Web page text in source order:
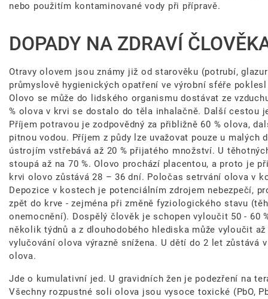
nebo použitím kontaminované vody při přípravě.
DOPADY NA ZDRAVÍ
Otravy olovem jsou známy již od starověku (potrubí,
průmyslově hygienických opatření ve výrobní sféře
Olovo se může do lidského organismu dostávat ze
% olova v krvi se dostalo do těla inhalačně. Další cestou
Příjem potravou je zodpovědný za přibližně 60 % olova,
pitnou vodou. Příjem z půdy lze uvažovat pouze u malých
ústrojím vstřebává až 20 % přijatého množství. U
stoupá až na 70 %. Olovo prochází placentou, a proto je
krvi olovo zůstává 28 – 36 dní. Poločas setrvání olova v
Depozice v kostech je potenciálním zdrojem nebezpečí,
zpět do krve - zejména při změně fyziologického stavu
onemocnění). Dospělý člověk je schopen vyloučit 50 - 60
několik týdnů a z dlouhodobého hlediska může vyloučit
vylučování olova výrazně snížena. U dětí do 2 let zůstává
olova.
Jde o kumulativní jed. U gravidních žen je podezření na
Všechny rozpustné soli olova jsou vysoce toxické (PbO,